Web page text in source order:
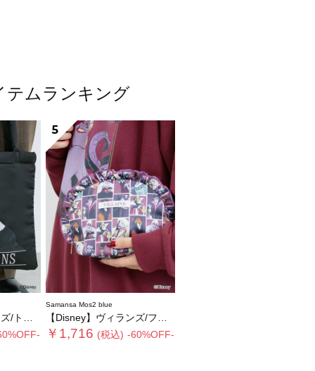
テムランキング
ッグ
5
Samansa Mos2 blue
【Disney】ヴィランズ/フリルポーチ
￥1,716 (税込) -60%OFF-